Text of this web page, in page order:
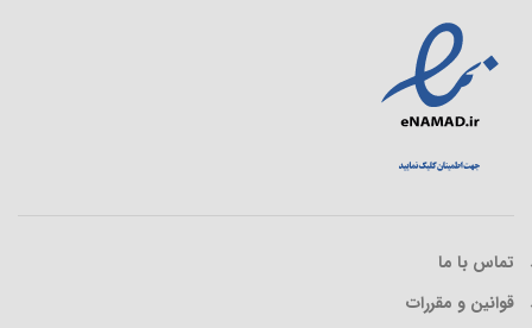
تماس با ما
قوانین و مقررات